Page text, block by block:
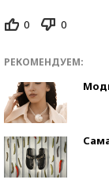
0 0
РЕКОМЕНДУЕМ: